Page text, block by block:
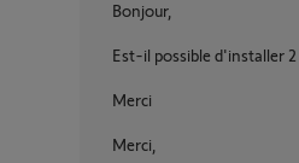
Bonjour,
Est-il possible d'installer
Merci
Merci,